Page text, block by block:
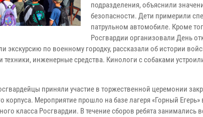
подразделения, объяснили
безопасности. Дети примерили
патрульном автомобиле. Кроме
Росгвардии организовали День
экскурсию по военному городку, рассказали об истории
инженерные средства. Кинологи с собаками
приняли участие в торжественной церемонии
корпуса. Мероприятие прошло на базе лагеря «Горный
класса Росгвардии. В течение сборов ребята занимались